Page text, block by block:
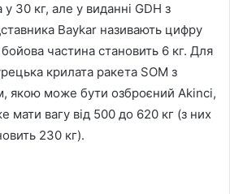
30 кг, але у виданні GDH з
Baykar називають цифру
частина становить 6 кг. Для
крилата ракета SOM з
якою може бути озброєний Akinci,
мати вагу від 500 до 620 кг (з них
230 кг).